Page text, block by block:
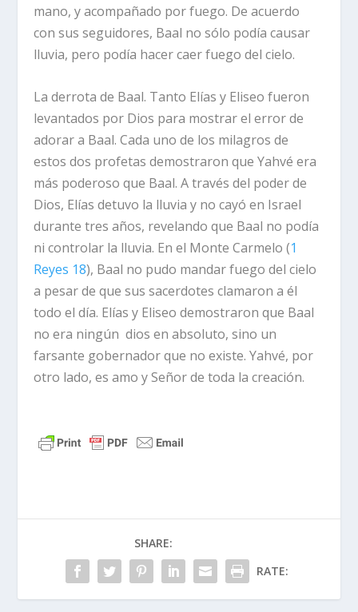
mano, y acompañado por fuego. De acuerdo
con sus seguidores, Baal no sólo podía causar
lluvia, pero podía hacer caer fuego del cielo.
La derrota de Baal. Tanto Elías y Eliseo fueron
levantados por Dios para mostrar el error de
adorar a Baal. Cada uno de los milagros de
estos dos profetas demostraron que Yahvé era
más poderoso que Baal. A través del poder de
Dios, Elías detuvo la lluvia y no cayó en Israel
durante tres años, revelando que Baal no podía
ni controlar la lluvia. En el Monte Carmelo (1
Reyes 18), Baal no pudo mandar fuego del cielo
a pesar de que sus sacerdotes clamaron a él
todo el día. Elías y Eliseo demostraron que Baal
no era ningún dios en absoluto, sino un
farsante gobernador que no existe. Yahvé, por
otro lado, es amo y Señor de toda la creación.
SHARE:
RATE: